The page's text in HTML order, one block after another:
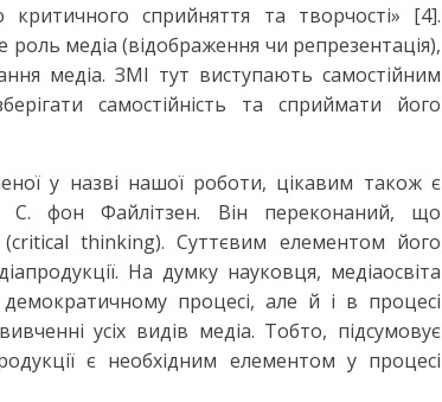
критичного сприйняття та творчості» [4].
медіа (відображення чи репрезентація),
медіа. ЗМІ тут виступають самостійним
самостійність та сприймати його
у назві нашої роботи, цікавим також є
С. фон Файлітзен. Він переконаний, що
(critical thinking). Суттєвим елементом його
На думку науковця, медіаосвіта
процесі, але й і в процесі
усіх видів медіа. Тобто, підсумовує
є необхідним елементом у процесі